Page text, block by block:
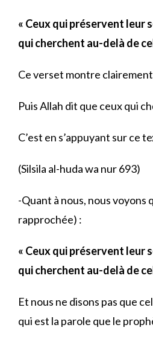
« Ceux qui préservent leur
qui cherchent au-delà de
Ce verset montre
Puis Allah dit que ceux qui
C’est en s’appuyant sur ce
(Silsila al-huda wa nur 693)
-Quant à nous, nous voyons
rapprochée) :
« Ceux qui préservent leur
qui cherchent au-delà de
Et nous ne disons pas que
qui est la parole que le